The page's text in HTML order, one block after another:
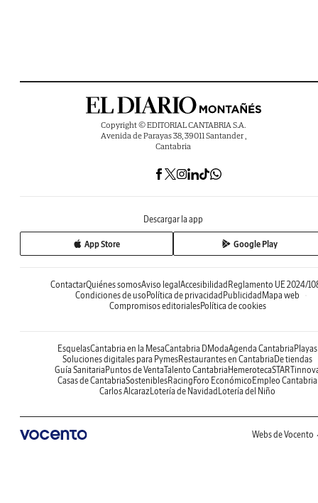
Copyright © EDITORIAL CANTABRIA S.A.
Avenida de Parayas 38, 39011 Santander ,
Cantabria
Descargar la app
App Store Google Play
ContactarQuiénes somosAviso legal Accesibilidad Reglamento UE 2024/
Condiciones de uso Política de privacidad Publicidad Mapa web
Compromisos editorialesPolítica de cookies
EsquelasCantabria en la MesaCantabria DModaAgenda Cantabria Playas
Soluciones digitales para PymesRestaurantes en Cantabria De tiendas
Guía Sanitaria Puntos de VentaTalento Cantabria Hemeroteca
Casas de CantabriaSosteniblesRacing Foro Económico Empleo Cantabria
Carlos AlcarazLotería de Navidad Lotería del Niño
Webs de Vocento